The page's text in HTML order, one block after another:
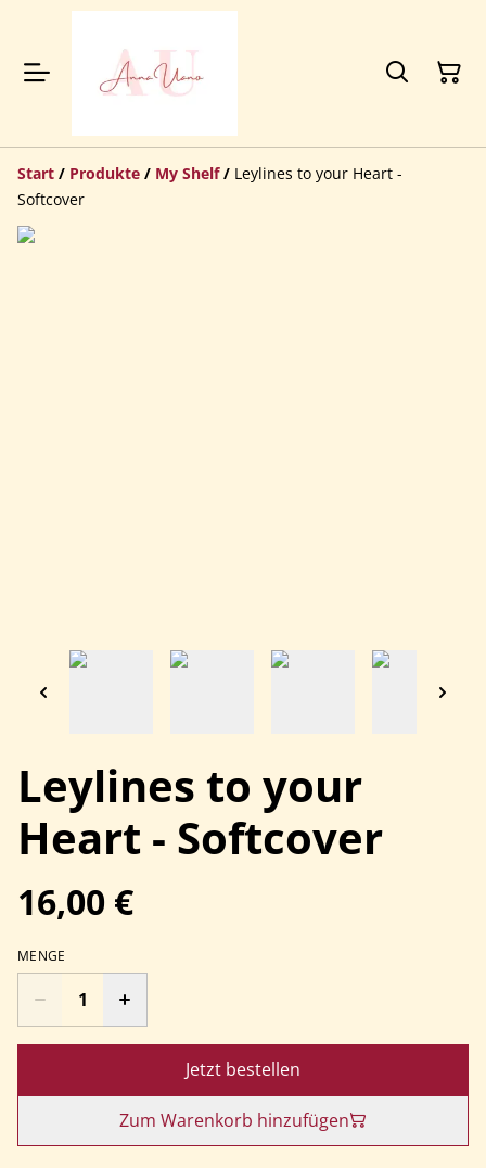
Start / Produkte / My Shelf / Leylines to your Heart -
Softcover
Leylines to your
Heart - Softcover
16,00 €
MENGE
Jetzt bestellen
Zum Warenkorb hinzufügen